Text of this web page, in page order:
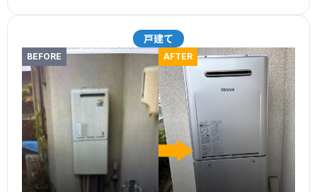
戸建て
BEFORE AFTER